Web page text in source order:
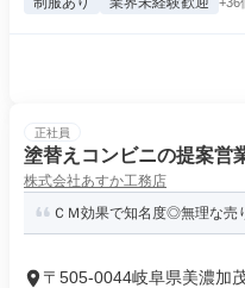
正社員
塗替えコンビニの提案営
株式会社あすか工務店
ＣＭ効果で知名度◎無理な売
〒505-0044岐阜県美濃加